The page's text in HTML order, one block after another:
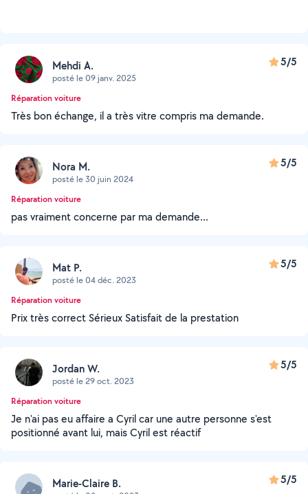
Mehdi A.
posté le 09 janv. 2025
5/5
Réparation voiture
Très bon échange, il a très vitre compris ma demande.
Nora M.
posté le 30 juin 2024
5/5
Réparation voiture
pas vraiment concerne par ma demande...
Mat P.
posté le 04 déc. 2023
5/5
Réparation voiture
Prix très correct Sérieux Satisfait de la prestation
Jordan W.
posté le 29 oct. 2023
5/5
Réparation voiture
Je n'ai pas eu affaire a Cyril car une autre personne s'est
positionné avant lui, mais Cyril est réactif
Marie-Claire B. 5/5